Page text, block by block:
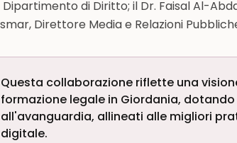
di Diritto; il Dr. Faisal Al-
Direttore Media e Relazioni
Questa collaborazione riflette una
formazione legale in Giordania,
all'avanguardia, allineati alle migliori
digitale.